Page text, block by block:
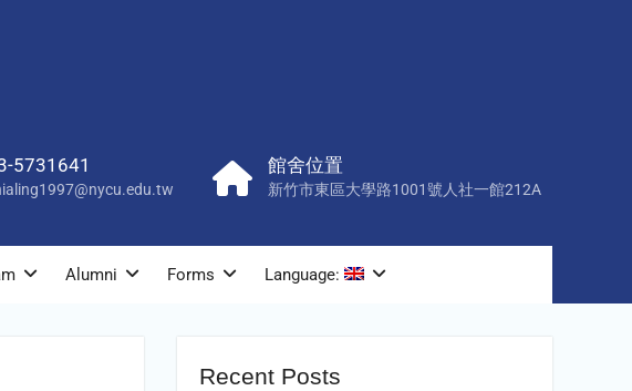
5731641 館舍位置
新竹市東區大學路1001號人社一館212A
Alumni Forms Language:
Recent Posts